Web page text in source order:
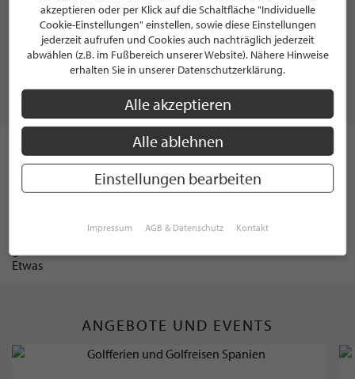
da. Herzliche Grüsse und auf bald!
EXPERTENINTERVIEWS MIT
INFINITI GOLF - GOLFREISEN &
GOLFFERIEN
Mit Tour-Spielern auf dem Golfplatz: Exklusive
Golfreisen mit dem gewissen Etwas
Daniel Camenzind
ANGEBOTE UND EVENTS
Golfferien und Golfreisen Gruppenreisen
akzeptieren oder per Klick auf die Schaltfläche "Individuelle
Cookie-Einstellungen" einstellen, sowie diese Einstellungen
jederzeit aufrufen und Cookies auch nachträglich jederzeit
abwählen (z.B. im Fußbereich unserer Website). Nähere Hinweise
erhalten Sie in unserer Datenschutzerklärung.
Alle akzeptieren
Alle ablehnen
Einstellungen bearbeiten
Impressum AGB & Datenschutz Kontakt